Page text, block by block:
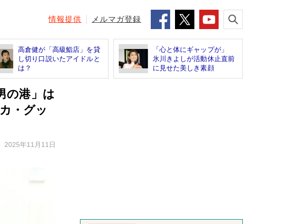
情報提供 メルマガ登録
高倉健が「高級鮨店」を貸
し切り口説いたアイドルと
は？
「心と体にギャップが」
氷川きよしが活動休止直前
に見せた美しき素顔
の港」は
・グッ
2025年11月11日